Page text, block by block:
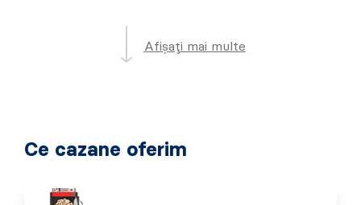
Afișați mai multe
Ce cazane oferim